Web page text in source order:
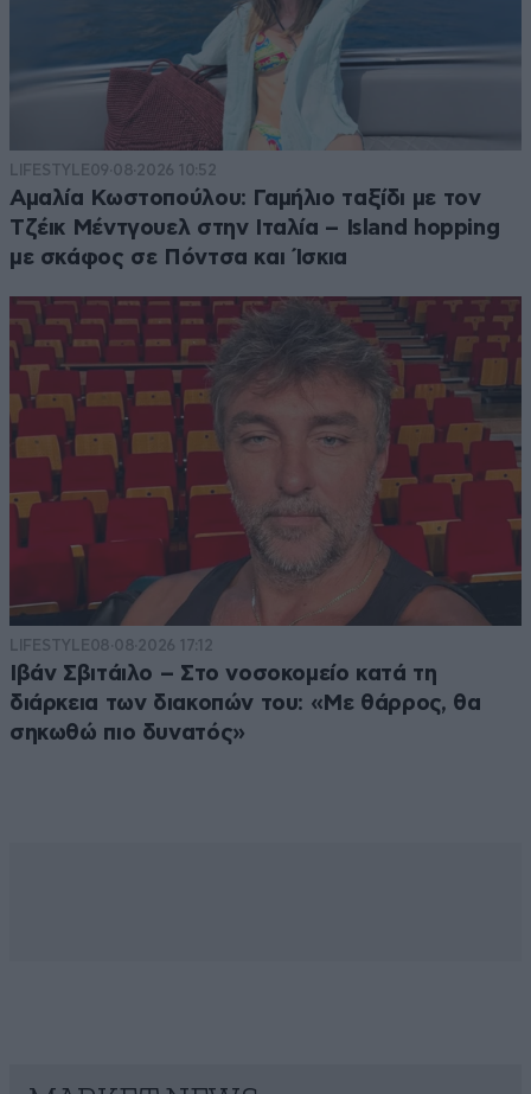
LIFESTYLE09·08·2026 10:52
Αμαλία Κωστοπούλου: Γαμήλιο ταξίδι με τον
Τζέικ Μέντγουελ στην Ιταλία – Island hopping
με σκάφος σε Πόντσα και Ίσκια
LIFESTYLE08·08·2026 17:12
Ιβάν Σβιτάιλο – Στο νοσοκομείο κατά τη
διάρκεια των διακοπών του: «Με θάρρος, θα
σηκωθώ πιο δυνατός»